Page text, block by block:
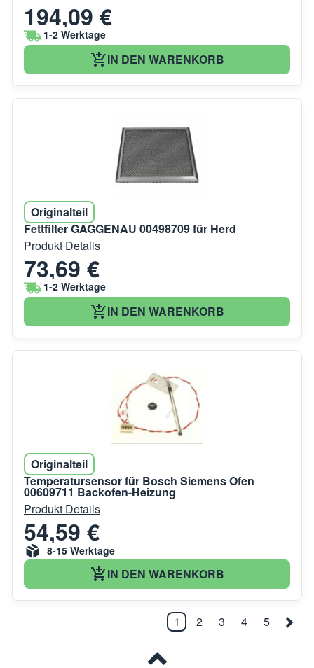
194,09 €
1-2 Werktage
IN DEN WARENKORB
Originalteil
Fettfilter GAGGENAU 00498709 für Herd
Produkt Details
73,69 €
1-2 Werktage
IN DEN WARENKORB
Originalteil
Temperatursensor für Bosch Siemens Ofen
00609711 Backofen-Heizung
Produkt Details
54,59 €
8-15 Werktage
IN DEN WARENKORB
1 2 3 4 5